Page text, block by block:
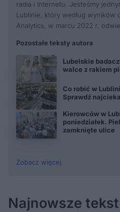
radia i Internetu. Jesteśmy
Lublinie, który według wyników
Analytics, w marcu 2022 r.
Pozostałe teksty autora
Lubelskie
walce z rakiem
Co robić w
Sprawdź
Kierowców w
poniedziałek.
zamknięte ulice
Zobacz więcej
Najnowsze